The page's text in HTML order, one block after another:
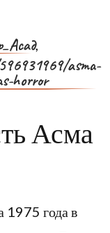
,
asma-
horror
Асма
1975 года в